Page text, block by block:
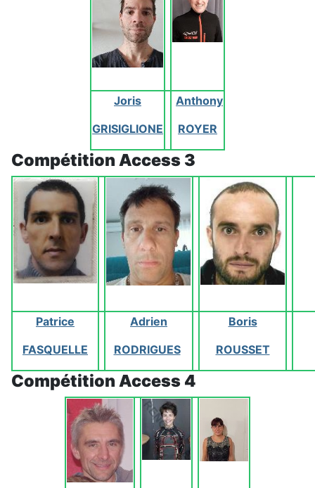
Joris
GRISIGLIONE
Anthony
ROYER
Compétition Access 3
Patrice
FASQUELLE
Adrien
RODRIGUES
Boris
ROUSSET
Compétition Access 4